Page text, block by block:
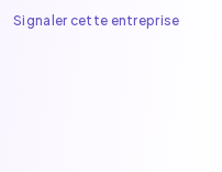
Signaler cette entreprise